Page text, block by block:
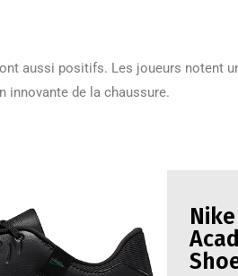
aussi positifs. Les joueurs notent
innovante de la chaussure.